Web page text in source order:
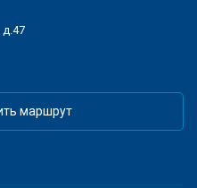
д.47
маршрут